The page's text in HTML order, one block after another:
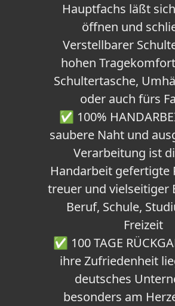
Hauptfachs läßt
öffnen und
Verstellbarer
hohen
Schultertasche,
oder auch fürs
✅ 100%
saubere Naht und
Verarbeitung ist
Handarbeit gefertigte
treuer und vielseitiger
Beruf, Schule,
Freizeit
✅ 100 TAGE
ihre Zufriedenheit
deutsches
besonders am